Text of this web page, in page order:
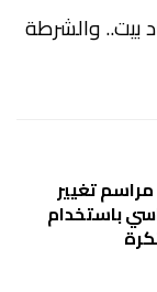
بيت.. والشرطة
تغيير
باستخدام